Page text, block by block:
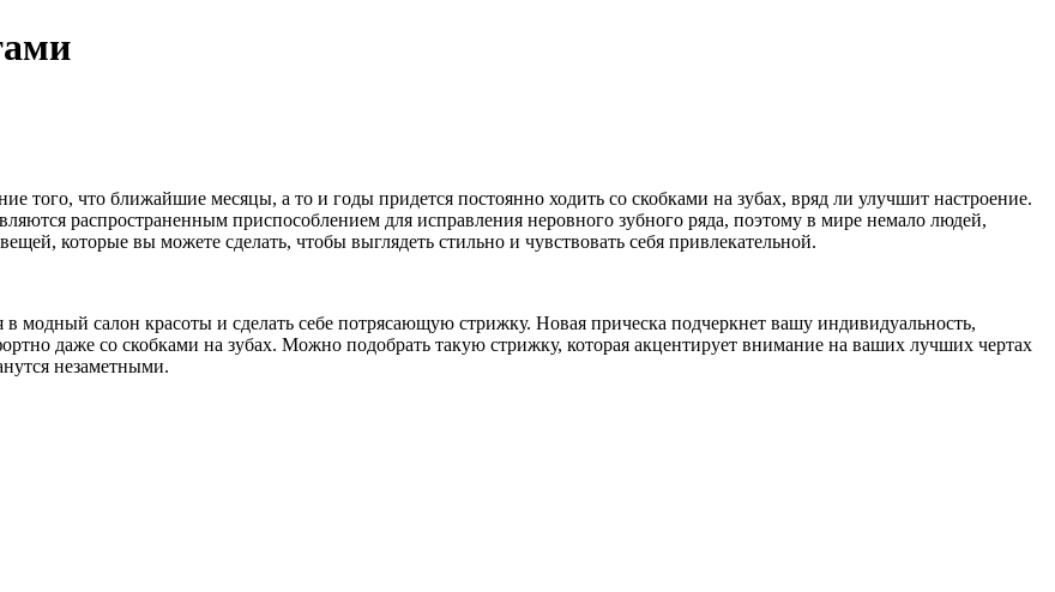
того, что ближайшие месяцы, а то и годы придется постоянно ходить со скобками на зубах, вряд ли улучшит настроение.
распространенным приспособлением для исправления неровного зубного ряда, поэтому в мире немало людей,
которые вы можете сделать, чтобы выглядеть стильно и чувствовать себя привлекательной.
в модный салон красоты и сделать себе потрясающую стрижку. Новая прическа подчеркнет вашу индивидуальность,
даже со скобками на зубах. Можно подобрать такую стрижку, которая акцентирует внимание на ваших лучших чертах
незаметными.